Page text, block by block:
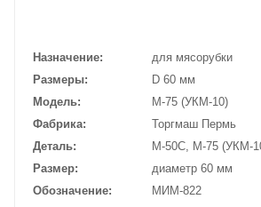
Назначение
для мясорубки
Размеры
D 60 мм
Модель
М-75 (УКМ-10)
Фабрика
Торгмаш Пермь
Деталь
М-50С, М-75 (УКМ-
Размер
диаметр 60 мм
Обозначение
МИМ-822